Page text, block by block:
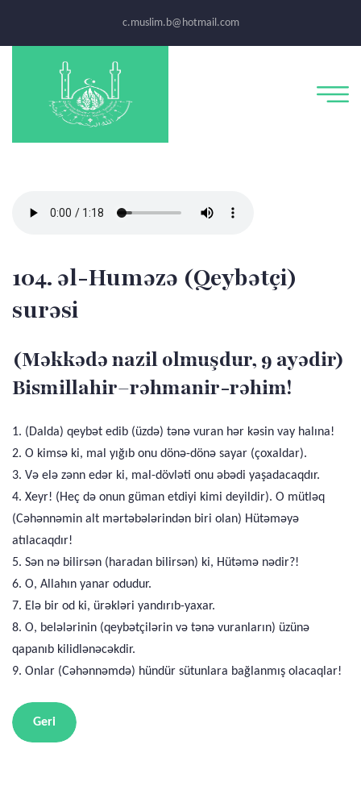
c.muslim.b@hotmail.com
104. əl-Huməzə (Qeybətçi)
surəsi
(Məkkədə nazil olmuşdur, 9 ayədir)
Bismillahir–rəhmanir-rəhim!
1. (Dalda) qeybət edib (üzdə) tənə vuran hər kəsin vay halına!
2. O kimsə ki, mal yığıb onu dönə-dönə sayar (çoxaldar).
3. Və elə zənn edər ki, mal-dövləti onu əbədi yaşadacaqdır.
4. Xeyr! (Heç də onun güman etdiyi kimi deyildir). O mütləq
(Cəhənnəmin alt mərtəbələrindən biri olan) Hütəməyə
atılacaqdır!
5. Sən nə bilirsən (haradan bilirsən) ki, Hütəmə nədir?!
6. O, Allahın yanar odudur.
7. Elə bir od ki, ürəkləri yandırıb-yaxar.
8. O, belələrinin (qeybətçilərin və tənə vuranların) üzünə
qapanıb kilidlənəcəkdir.
9. Onlar (Cəhənnəmdə) hündür sütunlara bağlanmış olacaqlar!
Geri